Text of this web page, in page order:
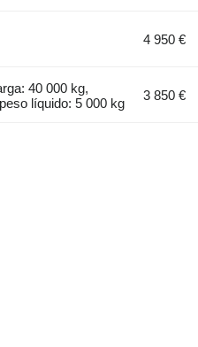
4 950 €
40 000 kg,
líquido: 5 000 kg
3 850 €